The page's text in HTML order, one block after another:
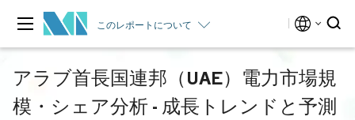
このレポートについて
アラブ首長国連邦（UAE）電力市場規
模・シェア分析 - 成長トレンドと予測